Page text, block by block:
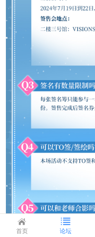
首页 论坛